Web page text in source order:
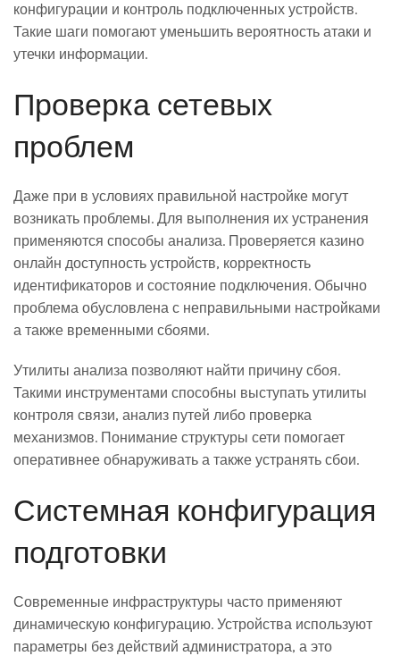
конфигурации и контроль подключенных устройств.
Такие шаги помогают уменьшить вероятность атаки и
утечки информации.
Проверка сетевых
проблем
Даже при в условиях правильной настройке могут
возникать проблемы. Для выполнения их устранения
применяются способы анализа. Проверяется казино
онлайн доступность устройств, корректность
идентификаторов и состояние подключения. Обычно
проблема обусловлена с неправильными настройками
а также временными сбоями.
Утилиты анализа позволяют найти причину сбоя.
Такими инструментами способны выступать утилиты
контроля связи, анализ путей либо проверка
механизмов. Понимание структуры сети помогает
оперативнее обнаруживать а также устранять сбои.
Системная конфигурация
подготовки
Современные инфраструктуры часто применяют
динамическую конфигурацию. Устройства используют
параметры без действий администратора, а это